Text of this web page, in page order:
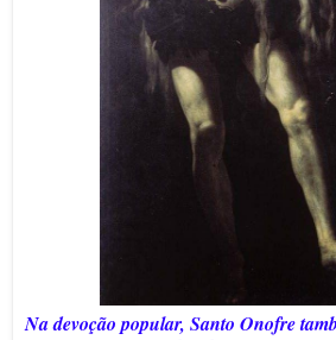
Na devoção popular, Santo Onofre